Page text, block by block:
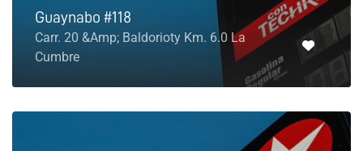
Guaynabo #118
Carr. 20 &Amp; Baldorioty Km. 6.0 La
Cumbre